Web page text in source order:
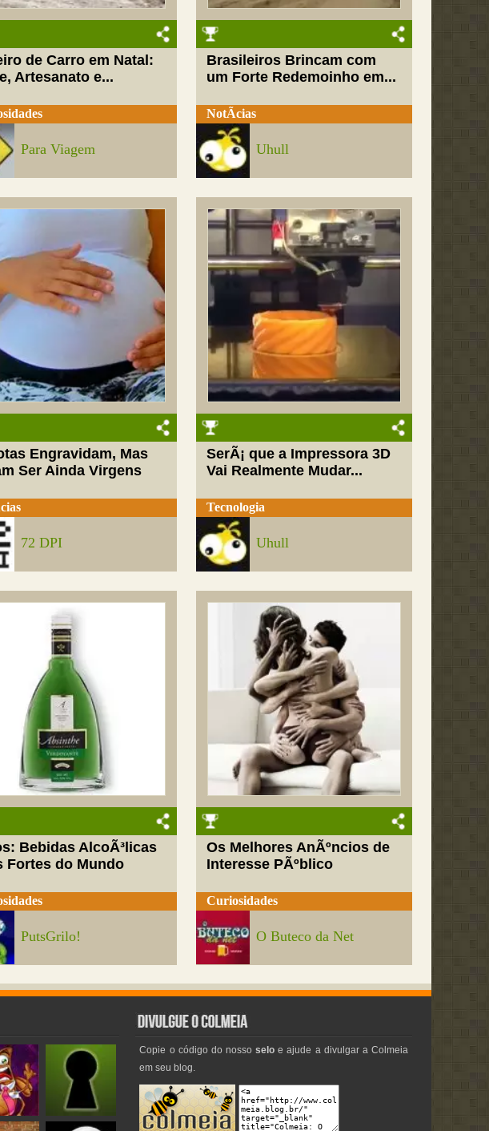
de Carro em Natal:
Artesanato e...
Para Viagem
Brasileiros Brincam com
um Forte Redemoinho em...
NotÃ­cias
Uhull
Engravidam, Mas
Ser Ainda Virgens
72 DPI
SerÃ¡ que a Impressora 3D
Vai Realmente Mudar...
Tecnologia
Uhull
Bebidas AlcoÃ³licas
Fortes do Mundo
PutsGrilo!
Os Melhores AnÃºncios de
Interesse PÃºblico
Curiosidades
O Buteco da Net
Copie o código do nossoselo e ajude a divulgar a Colmeia
em seu blog.